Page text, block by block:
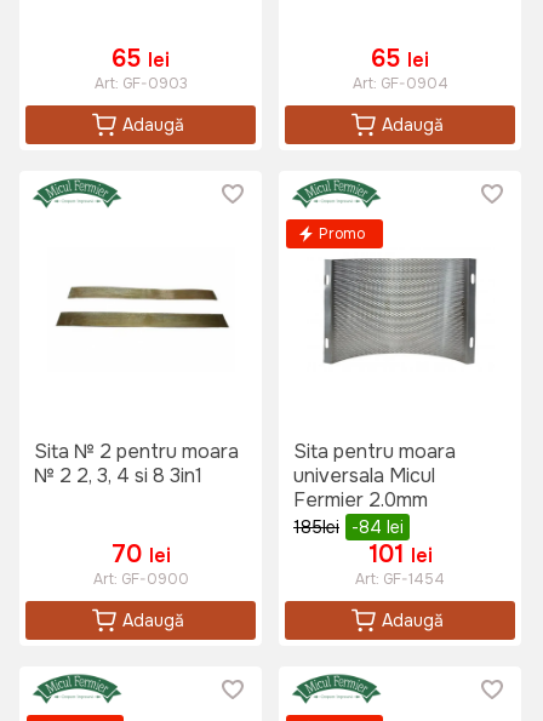
65 lei
Art: GF-0903
Adaugă
65 lei
Art: GF-0904
Adaugă
Sita № 2 pentru moara
№ 2 2, 3, 4 si 8 3in1
70 lei
Art: GF-0900
Adaugă
Promo
Sita pentru moara
universala Micul
Fermier 2.0mm
185lei -84 lei
101 lei
Art: GF-1454
Adaugă